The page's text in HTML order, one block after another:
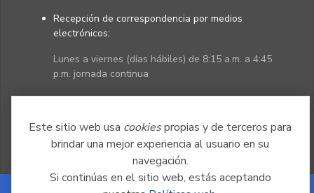
Este sitio web usa cookiespropias y de terceros para
brindar una mejor experiencia al usuario en su
navegación.
Si continúas en el sitio web, estás aceptando
Recepción de correspondencia por medios
electrónicos:
Lunes a viernes (días hábiles) de 8:15 a.m. a 4:45
p.m. jornada continua